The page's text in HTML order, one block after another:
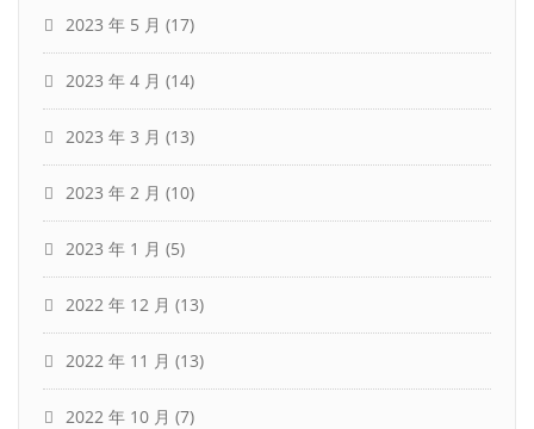
2023 年 5 月 (17)
2023 年 4 月 (14)
2023 年 3 月 (13)
2023 年 2 月 (10)
2023 年 1 月 (5)
2022 年 12 月 (13)
2022 年 11 月 (13)
2022 年 10 月 (7)